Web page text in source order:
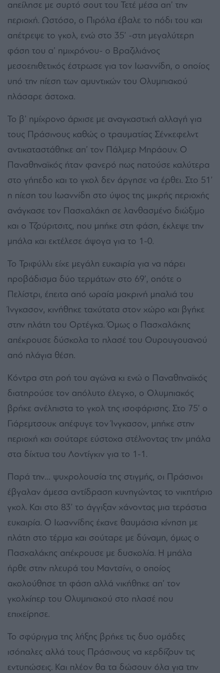
απείλησε με συρτό σουτ του Τετέ μέσα απ’ την
περιοχή. Ωστόσο, ο Πιρόλα έβαλε το πόδι του και
απέτρεψε το γκολ, ενώ στο 35’ -στη μεγαλύτερη
φάση του α’ ημιχρόνου- ο Βραζιλιάνος
μεσοεπιθετικός έστρωσε για τον Ιωαννίδη, ο οποίος
υπό την πίεση των αμυντικών του Ολυμπιακού
πλάσαρε άστοχα.
Το β’ ημίχρονο άρχισε με αναγκαστική αλλαγή για
τους Πράσινους καθώς ο τραυματίας Σένκεφελντ
αντικαταστάθηκε απ’ τον Πάλμερ Μπράουν. Ο
Παναθηναϊκός ήταν φανερό πως πατούσε καλύτερα
στο γήπεδο και το γκολ δεν άργησε να έρθει. Στο 51’
η πίεση του Ιωαννίδη στο ύψος της μικρής περιοχής
ανάγκασε τον Πασχαλάκη σε λανθασμένο διώξιμο
και ο Τζούριτσιτς, που μπήκε στη φάση, έκλεψε την
μπάλα και εκτέλεσε άψογα για το 1-0.
Το Τριφύλλι είχε μεγάλη ευκαιρία για να πάρει
προβάδισμα δύο τερμάτων στο 69’, οπότε ο
Πελίστρι, έπειτα από ωραία μακρινή μπαλιά του
Ίνγκασον, κινήθηκε ταχύτατα στον χώρο και βγήκε
στην πλάτη του Ορτέγκα. Όμως ο Πασχαλάκης
απέκρουσε δύσκολα το πλασέ του Ουρουγουανού
από πλάγια θέση.
Κόντρα στη ροή του αγώνα κι ενώ ο Παναθηναϊκός
διατηρούσε τον απόλυτο έλεγχο, ο Ολυμπιακός
βρήκε ανέλπιστα το γκολ της ισοφάρισης. Στο 75’ ο
Γιάρεμτσουκ απέφυγε τον Ίνγκασον, μπήκε στην
περιοχή και σούταρε εύστοχα στέλνοντας την μπάλα
στα δίχτυα του Λοντίγκιν για το 1-1.
Παρά την… ψυχρολουσία της στιγμής, οι Πράσινοι
έβγαλαν άμεσα αντίδραση κυνηγώντας το νικητήριο
γκολ. Και στο 83’ το άγγιξαν χάνοντας μια τεράστια
ευκαιρία. Ο Ιωαννίδης έκανε θαυμάσια κίνηση με
πλάτη στο τέρμα και σούταρε με δύναμη, όμως ο
Πασχαλάκης απέκρουσε με δυσκολία. Η μπάλα
ήρθε στην πλευρά του Μαντσίνι, ο οποίος
ακολούθησε τη φάση αλλά νικήθηκε απ’ τον
γκολκίπερ του Ολυμπιακού στο πλασέ που
επιχείρησε.
Το σφύριγμα της λήξης βρήκε τις δυο ομάδες
ισόπαλες αλλά τους Πράσινους να κερδίζουν τις
εντυπώσεις. Και πλέον θα τα δώσουν όλα για την